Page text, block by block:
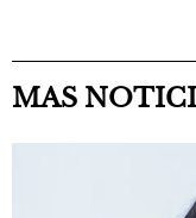
MAS